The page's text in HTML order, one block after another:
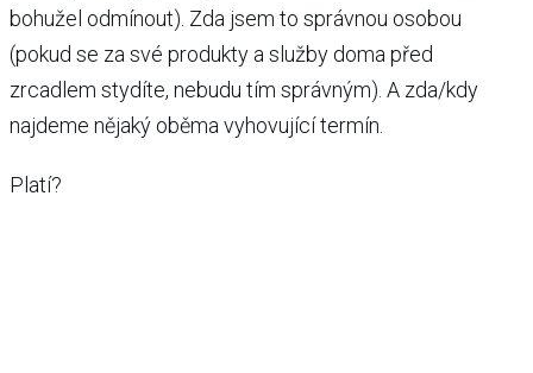
bohužel odmínout). Zda jsem to správnou osobou
(pokud se za své produkty a služby doma před
zrcadlem stydíte, nebudu tím správným). A zda/kdy
najdeme nějaký oběma vyhovující termín.
Platí?